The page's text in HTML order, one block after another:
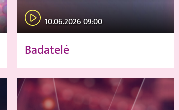
10.06.2026 09:00
Badatelé